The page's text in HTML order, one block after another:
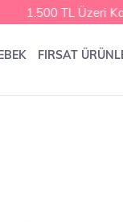
1.500 TL Üzeri
FIRSAT